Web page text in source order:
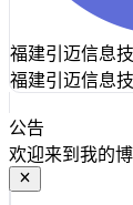
福建引迈信息
福建引迈信息
公告
欢迎来到我的